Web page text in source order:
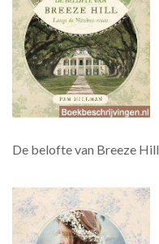
De belofte van Breeze Hill